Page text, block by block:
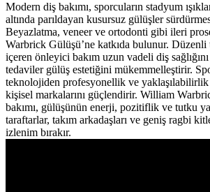
Modern diş bakımı, sporcuların stadyum
altında parıldayan kusursuz gülüşler
Beyazlatma, veneer ve ortodonti gibi ileri
Warbrick Gülüşü’ne katkıda bulunur.
içeren önleyici bakım uzun vadeli diş
tedaviler gülüş estetiğini mükemmelleştirir.
teknolojiden profesyonellik ve yaklaşılabilirlik
kişisel markalarını güçlendirir. William
bakımı, gülüşünün enerji, pozitiflik ve tutku
taraftarlar, takım arkadaşları ve geniş ragbi
izlenim bırakır.